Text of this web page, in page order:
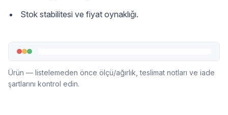
Stok stabilitesi ve fiyat oynaklığı.
Ürün — listelemeden önce ölçü/ağırlık, teslimat notları ve iade
şartlarını kontrol edin.